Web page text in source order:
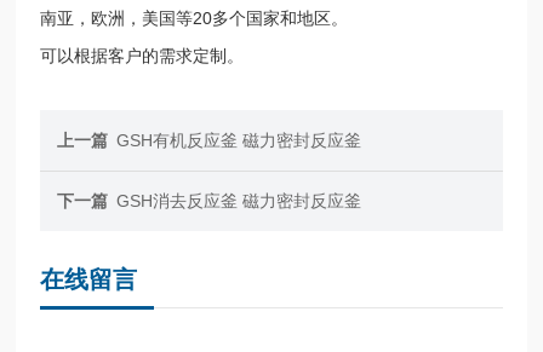
南亚，欧洲，美国等20多个国家和地区。
可以根据客户的需求定制。
上一篇 GSH有机反应釜 磁力密封反应釜
下一篇 GSH消去反应釜 磁力密封反应釜
在线留言